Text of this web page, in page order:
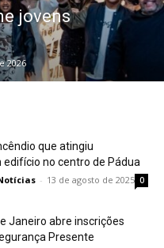
jovens
2026
que atingiu
no centro de Pádua
- 13 de agosto de 2025 0
Janeiro abre inscrições
Presente